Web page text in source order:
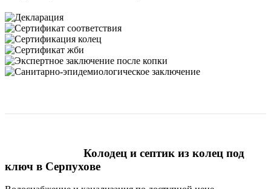
Колодец и септик из колец под
ключ в Серпухове